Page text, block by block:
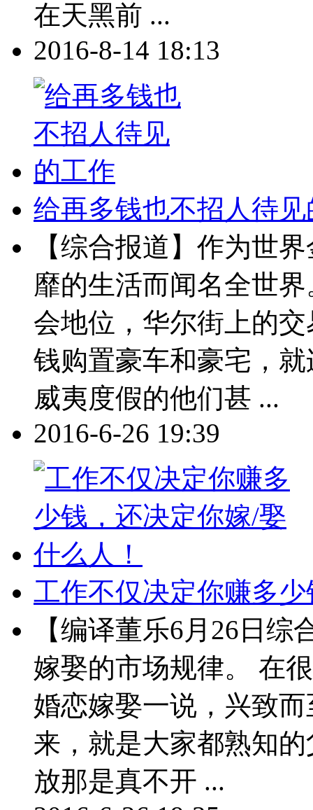
在天黑前 ...
2016-8-14 18:13
给再多钱也不招人待
【综合报道】作为世
靡的生活而闻名全世
会地位，华尔街上的
钱购置豪车和豪宅，
威夷度假的他们甚 ...
2016-6-26 19:39
工作不仅决定你赚多
【编译董乐6月26日
嫁娶的市场规律。 在
婚恋嫁娶一说，兴致
来，就是大家都熟知
放那是真不开 ...